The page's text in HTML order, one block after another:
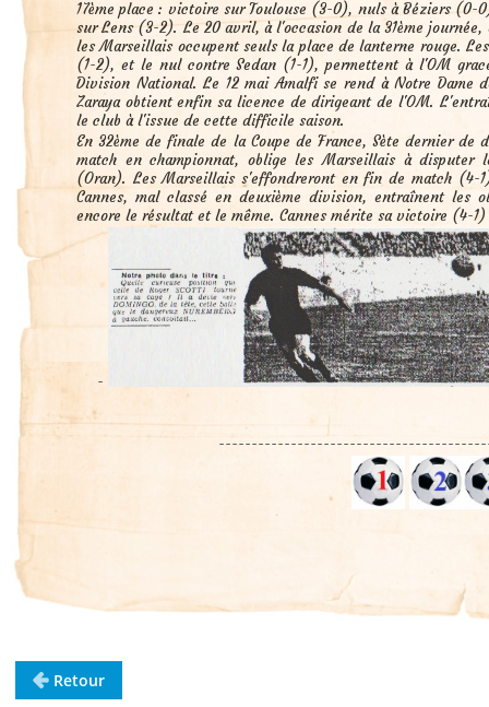
17ème place : victoire sur Toulouse (3-0), nuls à Béziers
sur Lens (3-2). Le 20 avril, à l'occasion de la 31ème
les Marseillais occupent seuls la place de lanterne rouge.
(1-2), et le nul contre Sedan (1-1), permettent à l'OM
Division National. Le 12 mai Amalfi se rend à Notre
Zaraya obtient enfin sa licence de dirigeant de l'OM.
le club à l'issue de cette difficile saison.
En 32ème de finale de la Coupe de France, Sète dernier
match en championnat, oblige les Marseillais à disputer
(Oran). Les Marseillais s'effondreront en fin de match (4-
Cannes, mal classé en deuxième division, entraînent les
encore le résultat et le même. Cannes mérite sa victoire (4-1)
-
Retour